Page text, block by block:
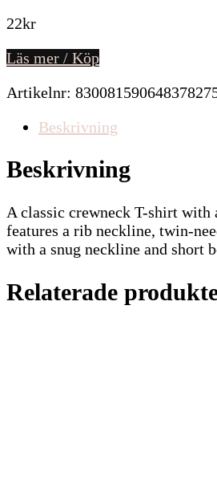
22kr
Läs mer / Köp
Artikelnr:
Beskrivning
Beskrivning
A classic crewneck T-shirt
features a rib neckline, twin-
with a snug neckline and short
Relaterade